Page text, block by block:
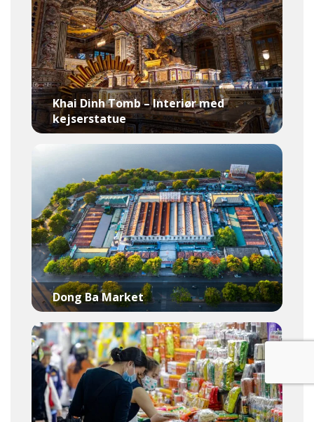
Khai Dinh Tomb – Interiør med
kejserstatue
Dong Ba Market